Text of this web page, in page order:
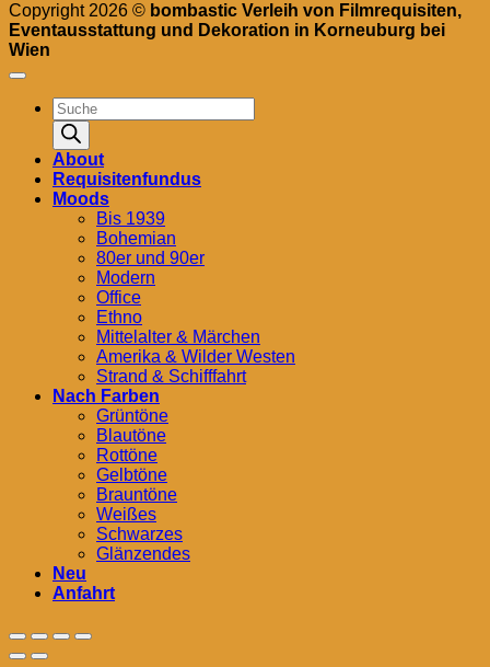
Copyright 2026 © bombastic Verleih von Filmrequisiten,
Eventausstattung und Dekoration in Korneuburg bei
Wien
Products
search
About
Requisitenfundus
Moods
Bis 1939
Bohemian
80er und 90er
Modern
Office
Ethno
Mittelalter & Märchen
Amerika & Wilder Westen
Strand & Schifffahrt
Nach Farben
Grüntöne
Blautöne
Rottöne
Gelbtöne
Brauntöne
Weißes
Schwarzes
Glänzendes
Neu
Anfahrt